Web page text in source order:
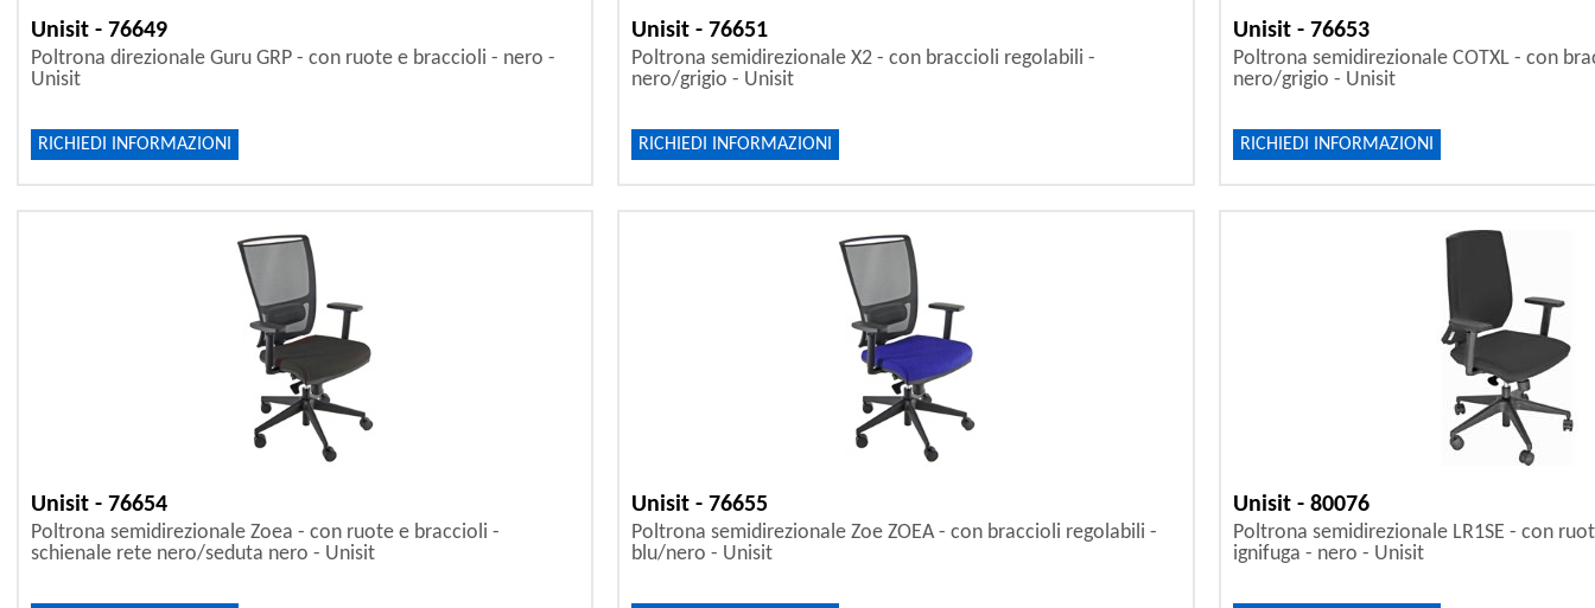
Unisit - 76649
Poltrona direzionale Guru GRP - con ruote e braccioli - nero -
Unisit
RICHIEDI INFORMAZIONI
Unisit - 76651
Poltrona semidirezionale X2 - con braccioli regolabili -
nero/grigio - Unisit
RICHIEDI INFORMAZIONI
Unisit - 76653
Poltrona semidirezionale COTXL - con
nero/grigio - Unisit
RICHIEDI INFORMAZIONI
Unisit - 76654
Poltrona semidirezionale Zoea - con ruote e braccioli -
schienale rete nero/seduta nero - Unisit
Unisit - 76655
Poltrona semidirezionale Zoe ZOEA - con braccioli regolabili -
blu/nero - Unisit
Unisit - 80076
Poltrona semidirezionale LR1SE - con
ignifuga - nero - Unisit